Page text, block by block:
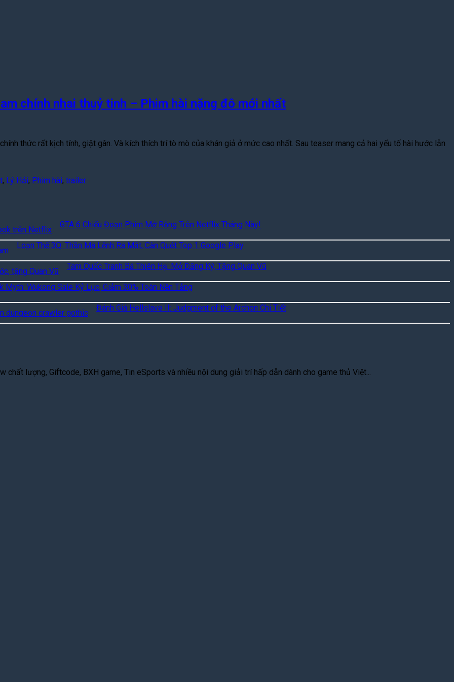
chính nhai thuỷ tinh – Phim hài nặng đô mới nhất
thức rất kịch tính, giật gân. Và kích thích trí tò mò của khán giả ở mức cao nhất. Sau teaser mang cả hai yếu tố hài hước lẫn
, Lý Hải, Phim hài, trailer
GTA 6 Chiếu Đoạn Phim Mở Rộng Trên Netflix Tháng Này!
Loạn Thế 3Q: Thần Ma Lệnh Ra Mắt, Càn Quét Top 1 Google Play
Tam Quốc Tranh Bá Thiên Hạ: Mở Đăng Ký, Tặng Quan Vũ
Myth: Wukong Sale Kỷ Lục, Giảm 30% Toàn Nền Tảng
Đánh Giá Hellslave II: Judgment of the Archon Chi Tiết
chất lượng, Giftcode, BXH game, Tin eSports và nhiều nội dung giải trí hấp dẫn dành cho game thủ Việt...